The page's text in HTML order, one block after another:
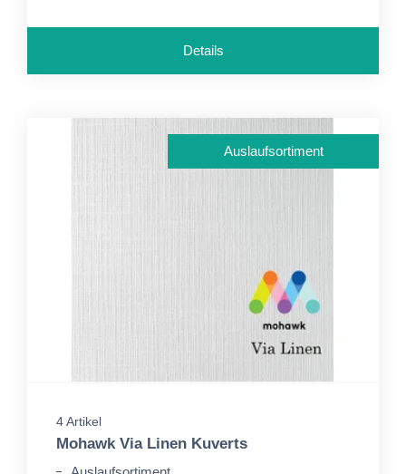
Details
Auslaufsortiment
4 Artikel
Mohawk Via Linen Kuverts